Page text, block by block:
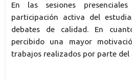
En las sesiones
participación activa del
debates de calidad. En
percibido una mayor
trabajos realizados por parte del